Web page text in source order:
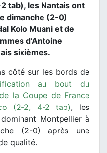
tab), les Nantais ont
dimanche (2-0)
Kolo Muani et de
d’Antoine
sixièmes.
côté sur les bords de
au bout du
la Coupe de France
(2-2, 4-2 tab), les
Montpellier à
(2-0) après une
qualité.